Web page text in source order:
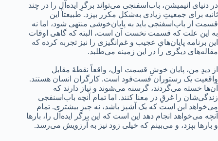
در دنیای انیمیشن، باب‌اسفنجی می‌تواند برگرِ ایده‌آل را در چند
ثانیه برای جمعیتِ زیادی به‌شکل مکرر بپزد. طبیعتاً این
قسمت از باب‌اسفنجی باید به پایان‌خوشی منتهی شود، اما نه
به این علت که قسمت نخست آن است، البته که گاهی اوقات
این برنامه پایان‌هایِ عجیب و غم‌انگیزی را نیز تجربه کرده که
مقاله‌های دیگری را در این زمینه می‌طلبد.
از دیدِ من، پایان خوشِ قسمت اول، واقعاً نقطۀ مقابل
واقعیت یک رستوران فست‌فود است. کارگران انسان هستند.
آن‌ها خسته می‌گردند، گرسنه می‌شوند و نیاز دارند که
زندگی‌شان را غرقِ در معنا کنند. اما تمام آنچه باب‌اسنفجی
می‌خواهد این است که یک آشپز باشد، نه چیز بیشتری. تمام
آنچه می‌خواهد انجام دهد این است که این برگر ایده‌آل را، بارها
و بارها بپزد، و می‌بینم که خیلی زود نیز به آرزویش می‌رسد.